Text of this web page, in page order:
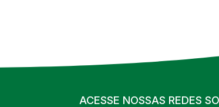
ACESSE NOSSAS REDES